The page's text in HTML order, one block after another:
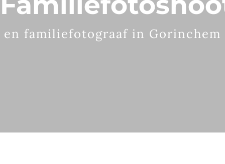
en familiefotograaf in Gorinchem